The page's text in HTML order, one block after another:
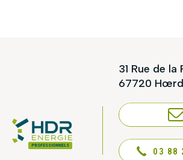
PROFESSIONNELS
31 Rue de la
67720
NOUS
03 88